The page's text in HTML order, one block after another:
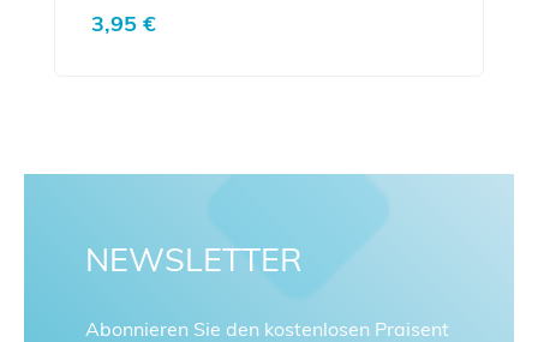
Regulärer Preis:
3,95 €
NEWSLETTER
Abonnieren Sie den kostenlosen Praisent